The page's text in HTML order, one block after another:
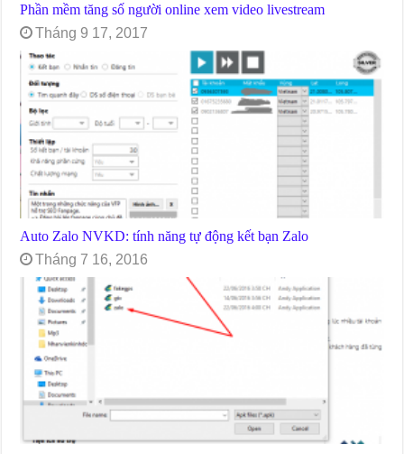
Phần mềm tăng số người online xem video livestream
Tháng 9 17, 2017
Auto Zalo NVKD: tính năng tự động kết bạn Zalo
Tháng 7 16, 2016